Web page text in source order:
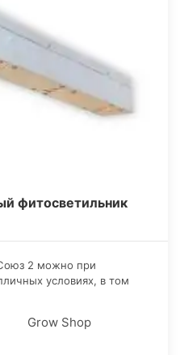
фитосветильник
Союз 2 можно при
условиях, в том
Grow Shop